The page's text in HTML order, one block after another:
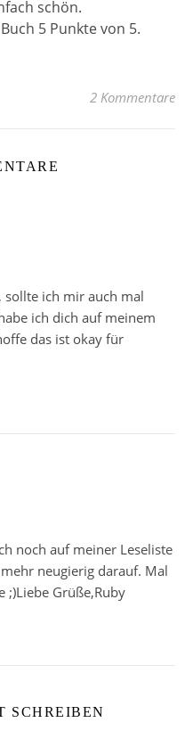
schön.
5 Punkte von 5.
2 Kommentare
sollte ich mir auch mal
ich dich auf meinem
das ist okay für
noch auf meiner Leseliste
neugierig darauf. Mal
;)Liebe Grüße,Ruby
SCHREIBEN